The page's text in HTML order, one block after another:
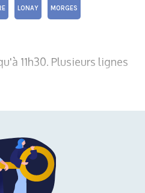
LONAY MORGES
11h30. Plusieurs lignes